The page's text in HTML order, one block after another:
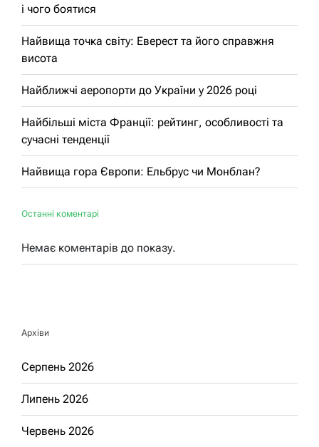
і чого боятися
Найвища точка світу: Еверест та його справжня
висота
Найближчі аеропорти до України у 2026 році
Найбільші міста Франції: рейтинг, особливості та
сучасні тенденції
Найвища гора Європи: Ельбрус чи Монблан?
Останні коментарі
Немає коментарів до показу.
Архіви
Серпень 2026
Липень 2026
Червень 2026